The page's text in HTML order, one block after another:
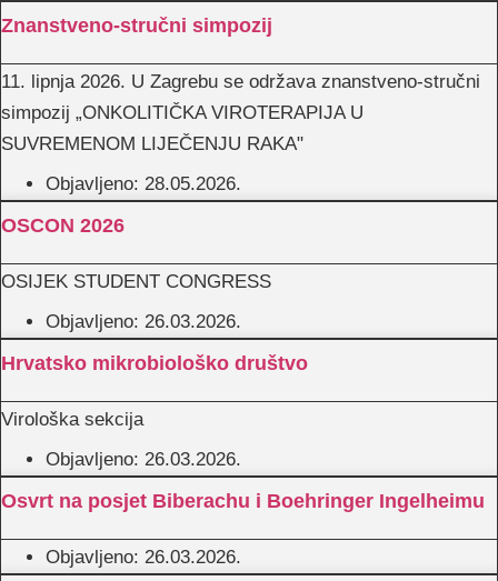
Znanstveno-stručni simpozij
11. lipnja 2026. U Zagrebu se održava znanstveno-stručni
simpozij „ONKOLITIČKA VIROTERAPIJA U
SUVREMENOM LIJEČENJU RAKA"
Objavljeno: 28.05.2026.
OSCON 2026
OSIJEK STUDENT CONGRESS
Objavljeno: 26.03.2026.
Hrvatsko mikrobiološko društvo
Virološka sekcija
Objavljeno: 26.03.2026.
Osvrt na posjet Biberachu i Boehringer Ingelheimu
Objavljeno: 26.03.2026.